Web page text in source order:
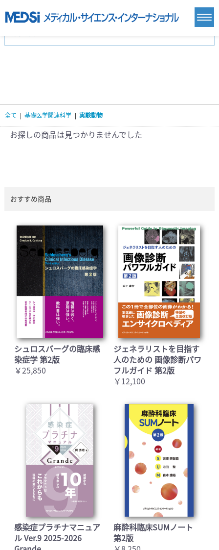
臨床医学:一般(359) 臨床医学:内科系(407)
基礎医学(93)
看護学(21)
医療技術(16)
栄養学(0)
薬学(7)
全て | 基礎医学関連科学 | 実験動物
お探しの商品は見つかりませんでした
おすすめ商品
シュロスバーグの臨床感
染症学 第2版
￥25,850
ジェネラリストを目指す
人のための 画像診断パワ
フルガイド 第2版
￥12,100
感染症プラチナマニュア
ル Ver.9 2025-2026
麻酔科臨床SUMノート
第2版